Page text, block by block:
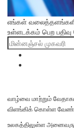
எங்கள்
உள்ளடக்கம் பெற
வாழ்வை மாற்றும்
விளங்கிக் கொள்ள
உலகத்திலுள்ள